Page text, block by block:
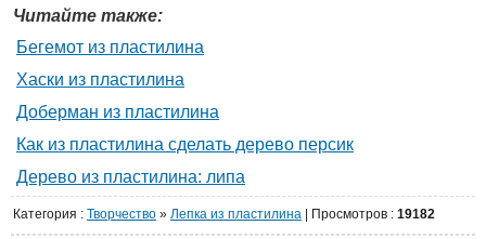
Читайте также:
Бегемот из пластилина
Хаски из пластилина
Доберман из пластилина
Как из пластилина сделать дерево персик
Дерево из пластилина: липа
Категория : Творчество » Лепка из пластилина Просмотров : 19182